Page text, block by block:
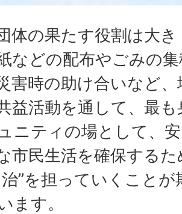
体の果たす役割は大き
などの配布やごみの
害時の助け合いなど、
益活動を通して、最も
ニティの場として、安
市民生活を確保するた
”を担っていくことが
ます。